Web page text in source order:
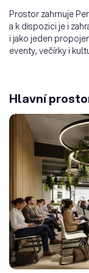
Prostor zahrnuje
a k dispozici je i
i jako jeden
eventy, večírky i
Hlavní